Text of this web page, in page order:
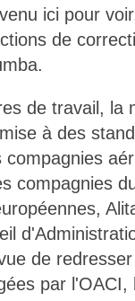
ici pour
de
de travail, la
à des
compagnies
de
par l'OACI,